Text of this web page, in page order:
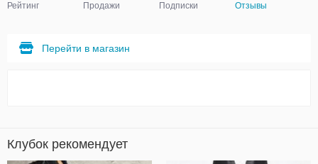
Рейтинг Продажи Подписки Отзывы
Перейти в магазин
Клубок рекомендует